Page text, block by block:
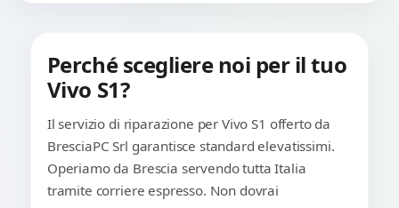
Perché scegliere noi per il tuo
Vivo S1?
Il servizio di riparazione per Vivo S1 offerto da
BresciaPC Srl garantisce standard elevatissimi.
Operiamo da Brescia servendo tutta Italia
tramite corriere espresso. Non dovrai